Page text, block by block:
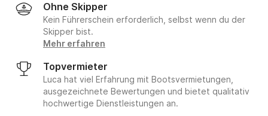
Ohne Skipper
Kein Führerschein erforderlich, selbst wenn du der
Skipper bist.
Mehr erfahren
Topvermieter
Luca hat viel Erfahrung mit Bootsvermietungen,
ausgezeichnete Bewertungen und bietet qualitativ
hochwertige Dienstleistungen an.